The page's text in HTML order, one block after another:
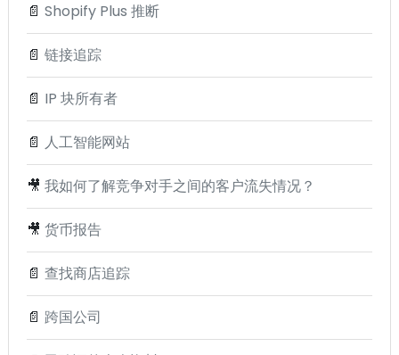
📄 Shopify Plus 推断
📄 链接追踪
📄 IP 块所有者
📄 人工智能网站
🎥 我如何了解竞争对手之间的客户流失情况？
🎥 货币报告
📄 查找商店追踪
📄 跨国公司